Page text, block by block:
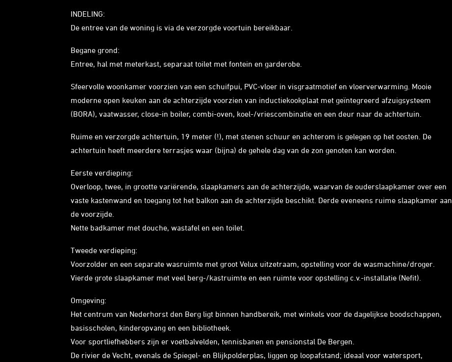
INDELING:
De entree van de woning is via de verzorgde voortuin bereikbaar.
Begane grond:
Entree, hal met meterkast, separaat toilet met fontein en garderobe.
Sfeervolle woonkamer voorzien van een schuifpui, PVC-vloer in visgraatmotief en vloerverwarming. Mooie
moderne open keuken aan de achterzijde voorzien van inductiekookplaat met geïntegreerd afzuigsysteem
(BORA), vaatwasser, close-in boiler, combi-oven, koel-/vriescombinatie en een deur naar de achtertuin.
Ruime en verzorgde achtertuin, 19 meter (!), met stenen schuur en achterom is gelegen op het oosten. De
achtertuin heeft meerdere terrasjes waar (bijna) de gehele dag van de zon genoten kan worden.
Eerste verdieping:
Overloop, twee, in grootte variërende, slaapkamers aan de achterzijde, waarvan de ouderslaapkamer over een
vaste kastenwand en toegang tot het balkon aan de achterzijde beschikt. Derde eveneens ruime slaapkamer aan
de voorzijde.
Nette badkamer met douche, wastafel en een toilet.
Tweede verdieping:
Voorzolder en een separate wasruimte met groot Velux uitzetraam, opstelling voor de wasmachine/droger.
Vierde grote slaapkamer met veel berg-/kastruimte en een ruimte voor opstelling c.v.-installatie (Nefit).
Omgeving:
Het centrum van Nederhorst den Berg ligt binnen handbereik, met winkels voor de dagelijkse boodschappen,
basisscholen, kinderopvang en een bibliotheek.
Voor sportliefhebbers zijn er voetbalvelden, tennisbanen en pensionstal De Bergen.
De rivier de Vecht, evenals de Spiegel- en Blijkpolderplas, liggen op loopafstand; ideaal voor watersport,